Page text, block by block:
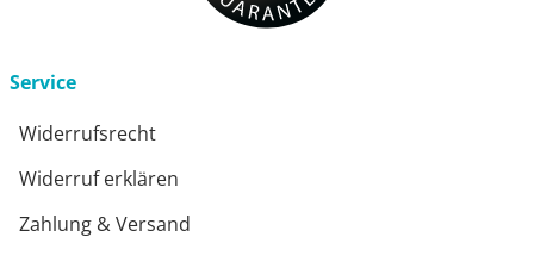
Service
Widerrufsrecht
Widerruf erklären
Zahlung & Versand